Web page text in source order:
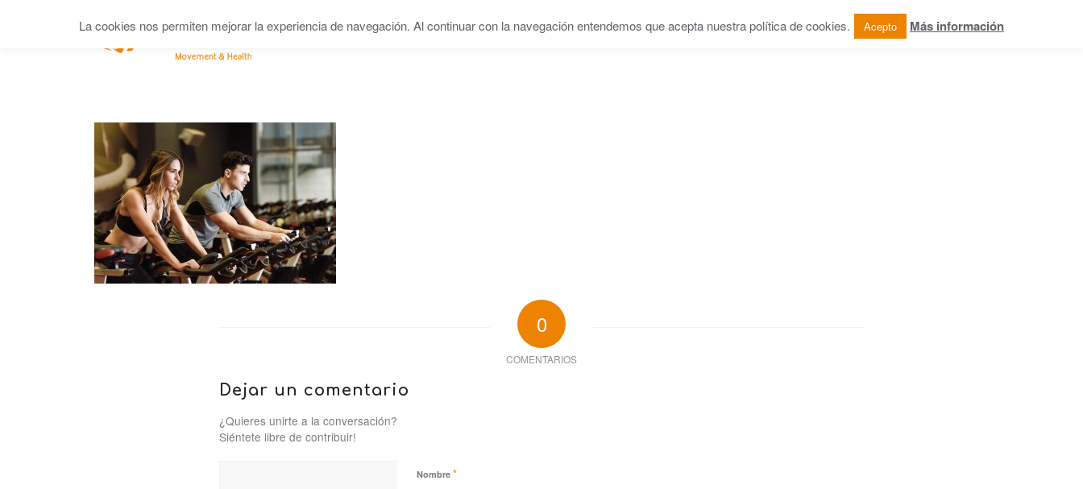
SERVICIOS CENTRO COLABORACIONES CONTACTO
0
COMENTARIOS
Dejar un comentario
¿Quieres unirte a la conversación?
Siéntete libre de contribuir!
Nombre *
La cookies nos permiten mejorar la experiencia de navegación. Al continuar con la navegación entendemos que acepta nuestra política de cookies. Acepto Más información